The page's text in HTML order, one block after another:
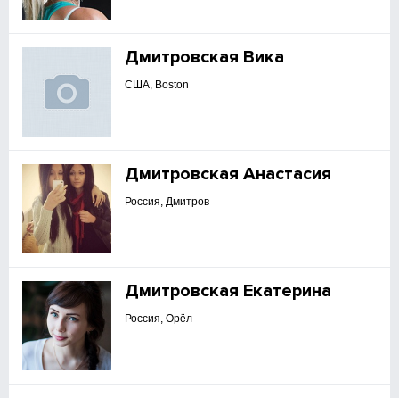
Дмитровская Вика
США, Boston
Дмитровская Анастасия
Россия, Дмитров
Дмитровская Екатерина
Россия, Орёл